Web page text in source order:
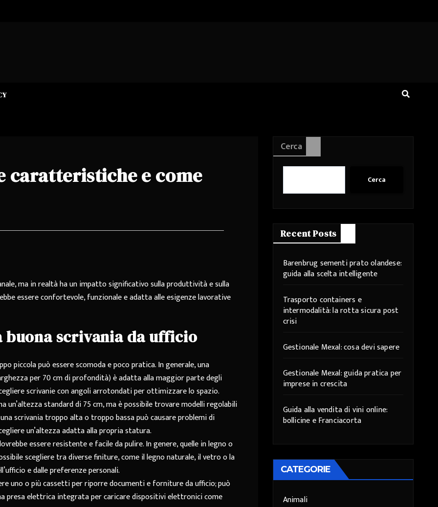
caratteristiche e come
ma in realtà ha un impatto significativo sulla produttività e sulla
essere confortevole, funzionale e adatta alle esigenze lavorative
scrivania da ufficio
piccola può essere scomoda e poco pratica. In generale, una
per 70 cm di profondità) è adatta alla maggior parte degli
scrivanie con angoli arrotondati per ottimizzare lo spazio.
un’altezza standard di 75 cm, ma è possibile trovare modelli regolabili
scrivania troppo alta o troppo bassa può causare problemi di
un’altezza adatta alla propria statura.
essere resistente e facile da pulire. In genere, quelle in legno o
scegliere tra diverse finiture, come il legno naturale, il vetro o la
e dalle preferenze personali.
uno o più cassetti per riporre documenti e forniture da ufficio; può
presa elettrica integrata per caricare dispositivi elettronici come
Cerca
Cerca
Recent Posts
Barenbrug sementi prato olandese:
guida alla scelta intelligente
Trasporto containers e
intermodalità: la rotta sicura post
crisi
Gestionale Mexal: cosa devi sapere
Gestionale Mexal: guida pratica per
imprese in crescita
Guida alla vendita di vini online:
bollicine e Franciacorta
CATEGORIE
Animali